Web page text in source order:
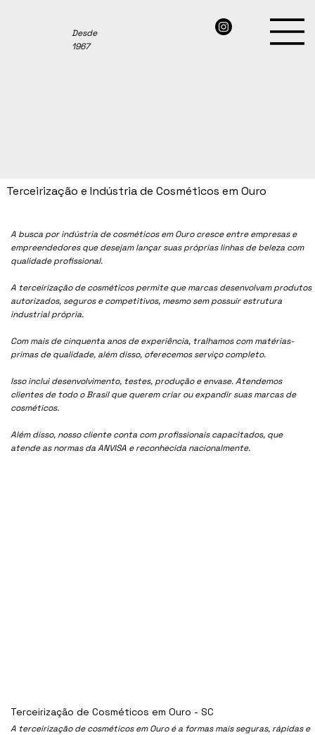
Desde
1967
A busca por indústria de cosméticos em Ouro cresce entre empresas e
empreendedores que desejam lançar suas próprias linhas de beleza com
qualidade profissional.
A terceirização de cosméticos permite que marcas desenvolvam produtos
autorizados, seguros e competitivos, mesmo sem possuir estrutura
industrial própria.
Com mais de cinquenta anos de experiência, tralhamos com matérias-
primas de qualidade, além disso, oferecemos serviço completo.
Isso inclui desenvolvimento, testes, produção e envase. Atendemos
clientes de todo o Brasil que querem criar ou expandir suas marcas de
cosméticos.
Além disso, nosso cliente conta com profissionais capacitados, que
atende as normas da ANVISA e reconhecida nacionalmente.
A terceirização de cosméticos em Ouro é a formas mais seguras, rápidas e
Terceirização e Indústria de Cosméticos em Ouro
Terceirização de Cosméticos em Ouro - SC